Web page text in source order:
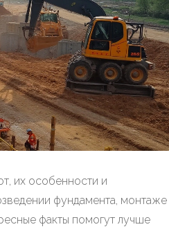
их особенности и
фундамента, монтаже
факты помогут лучше